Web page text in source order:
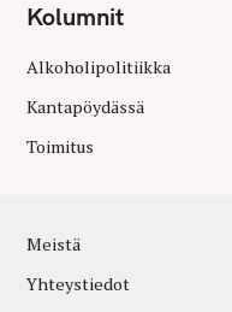
Kolumnit
Alkoholipolitiikka
Kantapöydässä
Toimitus
Meistä
Yhteystiedot